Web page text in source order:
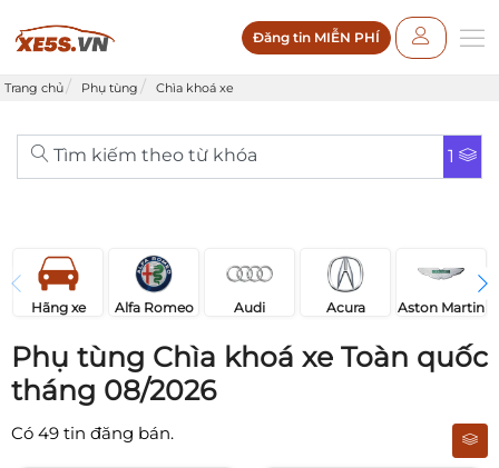
Đăng tin MIỄN PHÍ
Trang chủ Phụ tùng Chìa khoá xe
Tìm kiếm theo từ khóa 1
Hãng xe Alfa Romeo Audi Acura Aston Martin
Phụ tùng Chìa khoá xe Toàn quốc
tháng 08/2026
Có 49 tin đăng bán.